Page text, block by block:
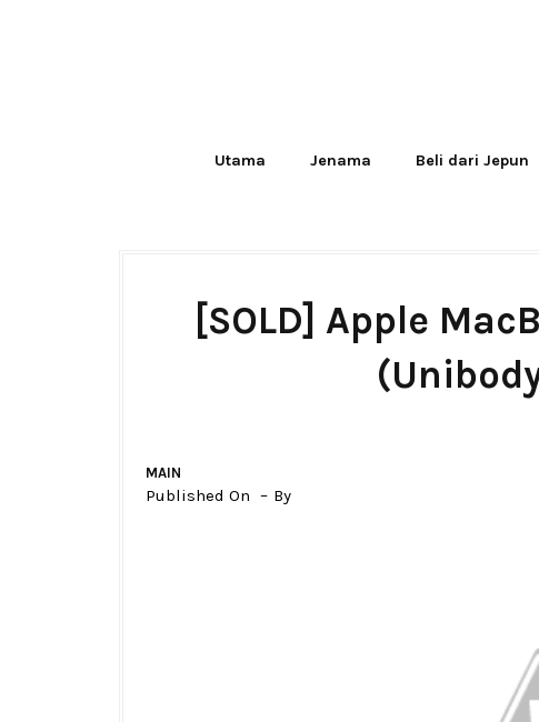
Utama Jenama Beli dari Jepun
[SOLD] Apple
MAIN
Published On By